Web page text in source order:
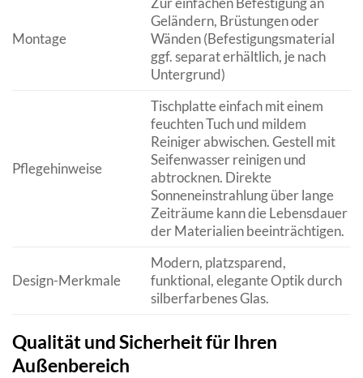
Montage
Geländern, Brüstungen oder
Wänden (Befestigungsmaterial
ggf. separat erhältlich, je nach
Untergrund)
Pflegehinweise
Tischplatte einfach mit einem
feuchten Tuch und mildem
Reiniger abwischen. Gestell mit
Seifenwasser reinigen und
abtrocknen. Direkte
Sonneneinstrahlung über lange
Zeiträume kann die Lebensdauer
der Materialien beeinträchtigen.
Design-Merkmale
Modern, platzsparend,
funktional, elegante Optik durch
silberfarbenes Glas.
Qualität und Sicherheit für Ihren
Außenbereich